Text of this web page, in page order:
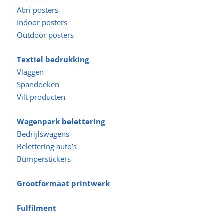
Abri posters
Indoor posters
Outdoor posters
Textiel bedrukking
Vlaggen
Spandoeken
Vilt producten
Wagenpark belettering
Bedrijfswagens
Belettering auto’s
Bumperstickers
Grootformaat printwerk
Fulfilment